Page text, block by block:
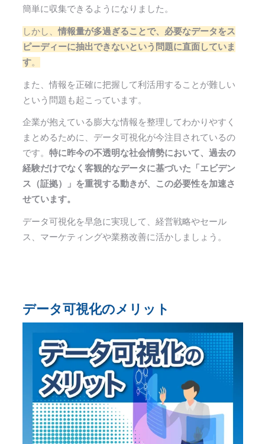
簡単に収集できるようになりました。
しかし、情報量が多過ぎることで、必要なデータをス
ピーディーに抽出できないという問題に直面していま
す。
また、情報を正確に把握して利活用することが難しい
という問題も起こっています。
企業が抱えている膨大な情報を整理してわかりやすく
まとめるために、データ可視化が今注目されているの
です。 特に昨今の不透明な社会情勢において、過去の
経験だけでなく客観的なデータに基づいた「エビデン
ス（証拠）」を重視する動きが、この必要性を加速さ
せています。
データ可視化を早急に実現して、経営戦略やセール
ス、マーケティングや業務改善に活かしましょう。
データ可視化のメリット